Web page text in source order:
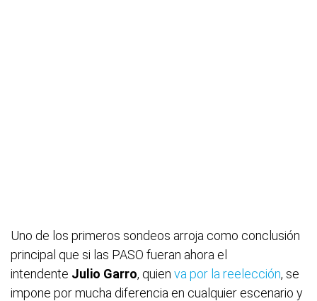
Uno de los primeros sondeos arroja como conclusión
principal que si las PASO fueran ahora el
intendente Julio Garro, quien va por la reelección, se
impone por mucha diferencia en cualquier escenario y